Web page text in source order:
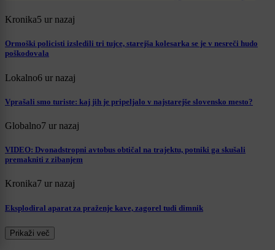
Kronika5 ur nazaj
Ormoški policisti izsledili tri tujce, starejša kolesarka se je v nesreči hudo
poškodovala
Lokalno6 ur nazaj
Vprašali smo turiste: kaj jih je pripeljalo v najstarejše slovensko mesto?
Globalno7 ur nazaj
VIDEO: Dvonadstropni avtobus obtičal na trajektu, potniki ga skušali
premakniti z zibanjem
Kronika7 ur nazaj
Eksplodiral aparat za praženje kave, zagorel tudi dimnik
Prikaži več